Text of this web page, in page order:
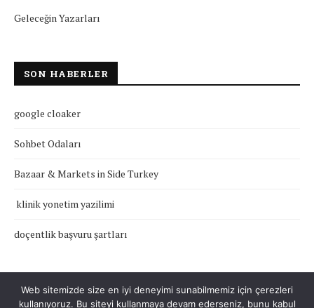
Geleceğin Yazarları
SON HABERLER
google cloaker
Sohbet Odaları
Bazaar & Markets in Side Turkey
klinik yonetim yazilimi
doçentlik başvuru şartları
Web sitemizde size en iyi deneyimi sunabilmemiz için çerezleri
kullanıyoruz. Bu siteyi kullanmaya devam ederseniz, bunu kabul